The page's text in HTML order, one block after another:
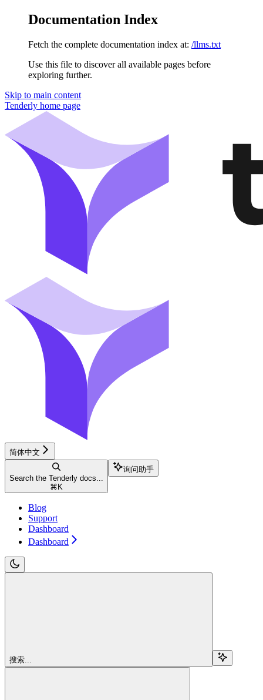
Documentation Index
Fetch the complete documentation index at: /llms.txt
Use this file to discover all available pages before
exploring further.
Skip to main content
Tenderly home page
简体中文
Search the Tenderly docs...
⌘ K
询问助手
Blog
Support
Dashboard
Dashboard
搜索...